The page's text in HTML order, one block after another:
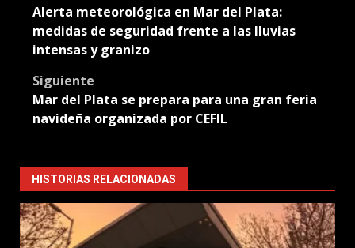
navigation
Alerta meteorológica en Mar del Plata:
medidas de seguridad frente a las lluvias
intensas y granizo
Siguiente
Mar del Plata se prepara para una gran feria
navideña organizada por CEFIL
HISTORIAS RELACIONADAS